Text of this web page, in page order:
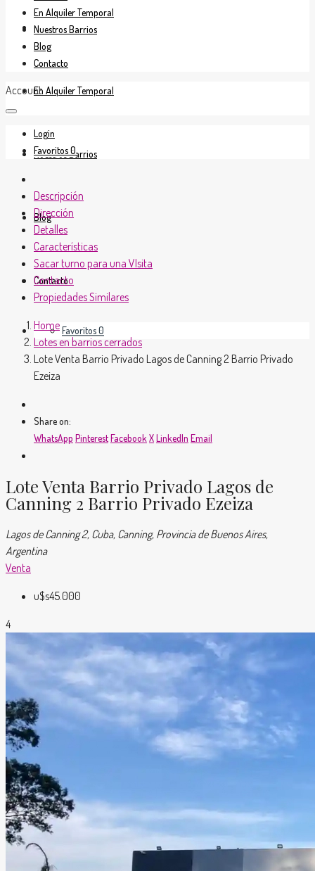
En Venta
En Alquiler Temporal
Nuestros Barrios
Blog
Contacto
Favoritos0
En Alquiler Temporal
Nuestros Barrios
Blog
Contacto
Account
Login
Favoritos0
Descripción
Dirección
Detalles
Características
Sacar turno para una VIsita
Contacto
Propiedades Similares
Home
Lotes en barrios cerrados
Lote Venta Barrio Privado Lagos de Canning 2 Barrio Privado
Ezeiza
Share on:
WhatsApp PinterestFacebook XLinkedIn Email
Lote Venta Barrio Privado Lagos de
Canning 2 Barrio Privado Ezeiza
Lagos de Canning 2, Cuba, Canning, Provincia de Buenos Aires,
Argentina
Venta
u$s45.000
4